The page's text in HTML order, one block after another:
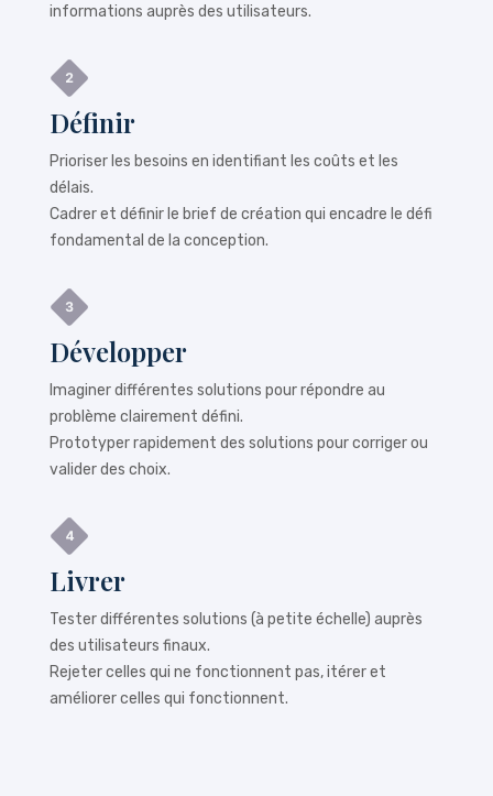
informations auprès des utilisateurs.
Définir
Prioriser les besoins en identifiant les coûts et les
délais.
Cadrer et définir le brief de création qui encadre le défi
fondamental de la conception.
Développer
Imaginer différentes solutions pour répondre au
problème clairement défini.
Prototyper rapidement des solutions pour corriger ou
valider des choix.
Livrer
Tester différentes solutions (à petite échelle) auprès
des utilisateurs finaux.
Rejeter celles qui ne fonctionnent pas, itérer et
améliorer celles qui fonctionnent.